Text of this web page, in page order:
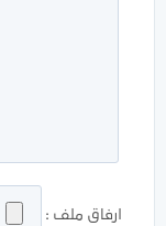
ارفاق ملف :